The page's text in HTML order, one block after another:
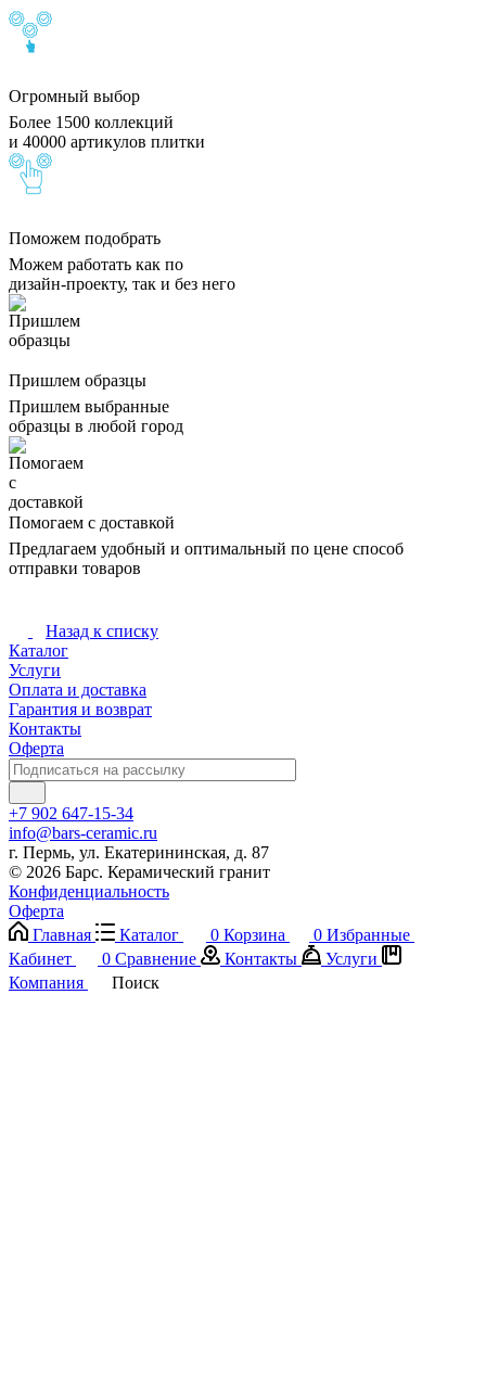
Огромный выбор
Более 1500 коллекций
и 40000 артикулов плитки
Поможем подобрать
Можем работать как по
дизайн-проекту, так и без него
Пришлем образцы
Пришлем выбранные
образцы в любой город
Помогаем с доставкой
Предлагаем удобный и оптимальный по цене способ
отправки товаров
Назад к списку
Каталог
Услуги
Оплата и доставка
Гарантия и возврат
Контакты
Оферта
+7 902 647-15-34
info@bars-ceramic.ru
г. Пермь, ул. Екатерининская, д. 87
© 2026 Барс. Керамический гранит
Конфиденциальность
Оферта
Главная
Каталог 0 Корзина 0 Избранные
Кабинет
0 Сравнение Контакты
Услуги
Компания
Поиск